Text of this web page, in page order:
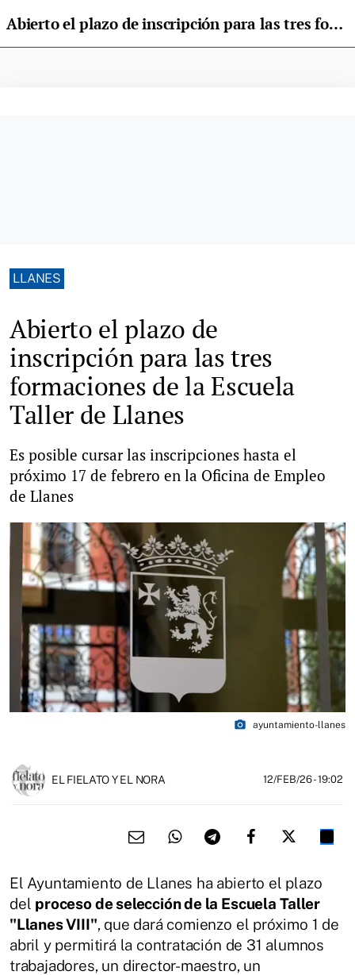
Abierto el plazo de inscripción para las tres formaciones de la Escuela Taller de Llanes
LLANES
Abierto el plazo de
inscripción para las tres
formaciones de la Escuela
Taller de Llanes
Es posible cursar las inscripciones hasta el
próximo 17 de febrero en la Oficina de Empleo
de Llanes
photo_camera ayuntamiento-llanes
EL FIELATO Y EL NORA 12/FEB/26- 19:02
El Ayuntamiento de Llanes ha abierto el plazo
del proceso de selección de la Escuela Taller
"Llanes VIII", que dará comienzo el próximo 1 de
abril y permitirá la contratación de 31 alumnos
trabajadores, un director-maestro, un